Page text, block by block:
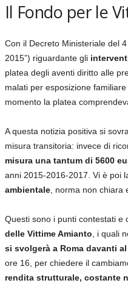
Il Fondo per le
Con il Decreto Ministeriale del
2015”) riguardante gli
platea degli aventi diritto alle
malati per esposizione
momento la platea
A questa notizia positiva si
misura transitoria: invece di
misura una tantum di 5600
anni 2015-2016-2017. Vi è poi
ambientale, norma non chiara
Questi sono i punti contestati e
delle Vittime Amianto , i quali
si svolgerà a Roma davanti
ore 16, per chiedere il
rendita strutturale, costante